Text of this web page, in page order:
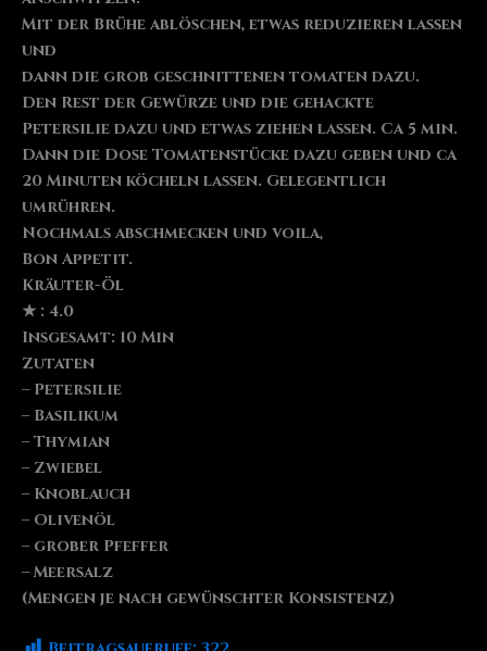
Mit der Brühe ablöschen, etwas reduzieren lassen
und
dann die grob geschnittenen tomaten dazu.
Den Rest der Gewürze und die gehackte
Petersilie dazu und etwas ziehen lassen. Ca 5 min.
Dann die Dose Tomatenstücke dazu geben und ca
20 Minuten köcheln lassen. Gelegentlich
umrühren.
Nochmals abschmecken und voila,
Bon Appetit.
Kräuter-Öl
★ : 4.0
Insgesamt: 10 Min
Zutaten
– Petersilie
– Basilikum
– Thymian
– Zwiebel
– Knoblauch
– Olivenöl
– grober Pfeffer
– Meersalz
(Mengen je nach gewünschter Konsistenz)